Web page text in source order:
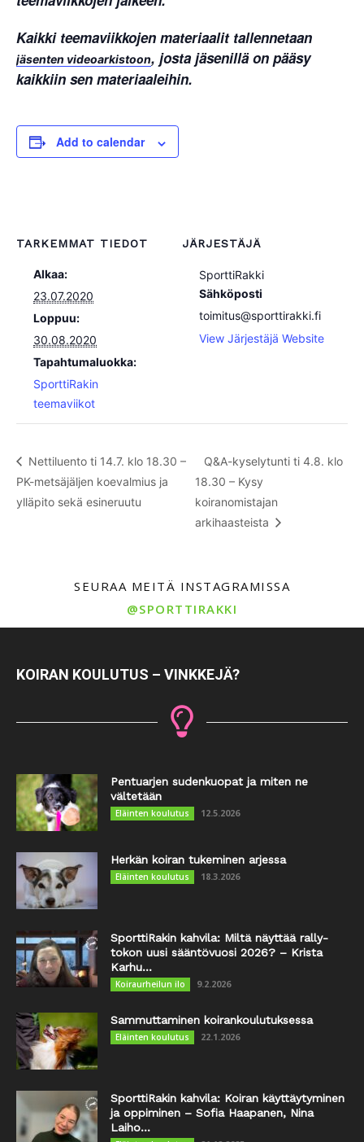
Kaikki teemaviikkojen materiaalit tallennetaan
jäsenten videoarkistoon, josta jäsenillä on pääsy
kaikkiin sen materiaaleihin.
Add to calendar
TARKEMMAT TIEDOT
Alkaa:
23.07.2020
Loppuu:
30.08.2020
Tapahtumaluokka:
SporttiRakin
teemaviikot
JÄRJESTÄJÄ
SporttiRakki
Sähköposti
toimitus@sporttirakki.fi
View Järjestäjä Website
Nettiluento ti 14.7. klo 18.30 –
PK-metsäjäljen koevalmius ja
ylläpito sekä esineruutu
Q&A-kyselytunti ti 4.8. klo
18.30 – Kysy
koiranomistajan
arkihaasteista
SEURAA MEITÄ INSTAGRAMISSA
@SPORTTIRAKKI
KOIRAN KOULUTUS – VINKKEJÄ?
Pentuarjen sudenkuopat ja miten ne
vältetään
Eläinten koulutus 12.5.2026
Herkän koiran tukeminen arjessa
Eläinten koulutus 18.3.2026
SporttiRakin kahvila: Miltä näyttää rally-
tokon uusi sääntövuosi 2026? – Krista
Karhu...
Koiraurheilun ilo 9.2.2026
Sammuttaminen koirankoulutuksessa
Eläinten koulutus 22.1.2026
SporttiRakin kahvila: Koiran käyttäytyminen
ja oppiminen – Sofia Haapanen, Nina
Laiho...